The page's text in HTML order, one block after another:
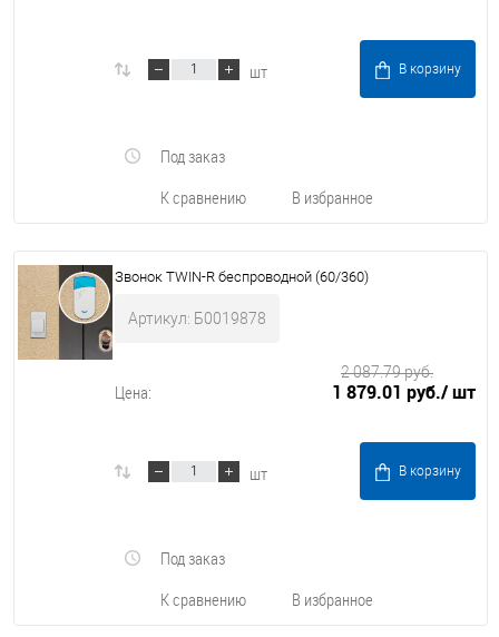
шт В корзину
К сравнению В избранное
Под заказ
Звонок TWIN-R беспроводной (60/360)
Артикул: Б0019878
Цена: 1 879.01 руб./ шт
2 087.79 руб.
шт В корзину
К сравнению В избранное
Под заказ